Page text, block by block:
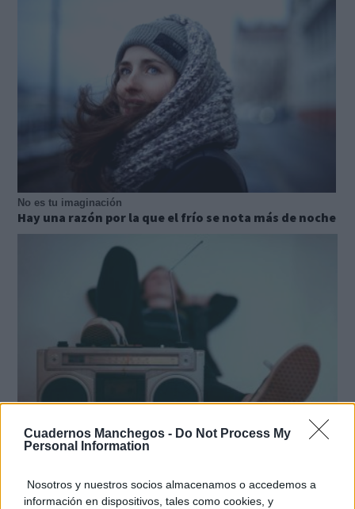
Cuadernos Manchegos - Do Not Process My
Personal Information
Nosotros y nuestros socios almacenamos o accedemos a
información en dispositivos, tales como cookies, y
No es tu imaginación
Hay una razón por la que el frío se nota más de noche
nuevas?